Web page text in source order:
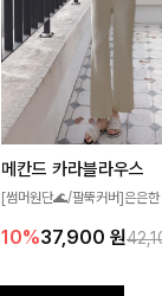
메칸드 카라블라우스
[썸머원단🌊/팔뚝커버]은은
세련된 무드를 연출해주는 블
은 베이직한 디자인!
10%37,900 원